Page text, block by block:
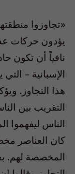
«تجاوزوا
يؤدون حركات
نافياً أن تكون
الإسبانية –
هذا التجاوز.
التقريب بين
الناس ليفهموا
كان العناصر
المخصصة لهم.